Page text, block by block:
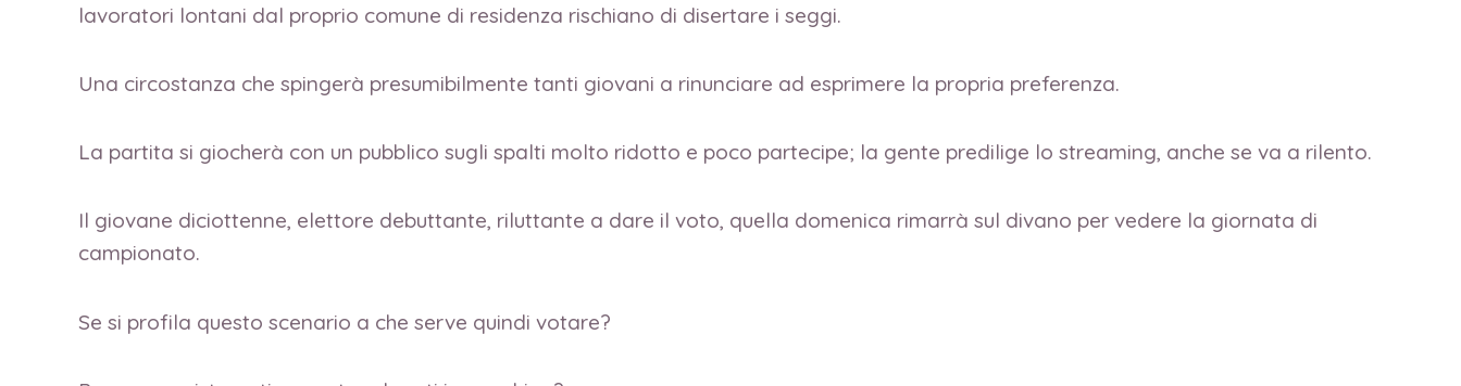
lavoratori lontani dal proprio comune di residenza rischiano di disertare i seggi.
Una circostanza che spingerà presumibilmente tanti giovani a rinunciare ad esprimere la propria preferenza.
La partita si giocherà con un pubblico sugli spalti molto ridotto e poco partecipe; la gente predilige lo streaming, anche se va a rilento.
Il giovane diciottenne, elettore debuttante, riluttante a dare il voto, quella domenica rimarrà sul divano per vedere la giornata di
campionato.
Se si profila questo scenario a che serve quindi votare?